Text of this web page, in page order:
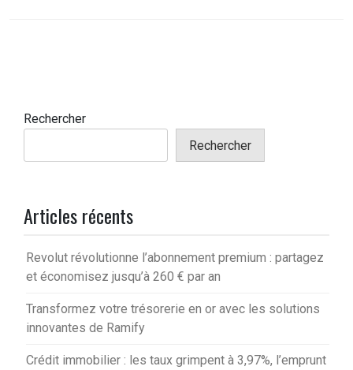
Rechercher
Rechercher
Articles récents
Revolut révolutionne l’abonnement premium : partagez
et économisez jusqu’à 260 € par an
Transformez votre trésorerie en or avec les solutions
innovantes de Ramify
Crédit immobilier : les taux grimpent à 3,97%, l’emprunt